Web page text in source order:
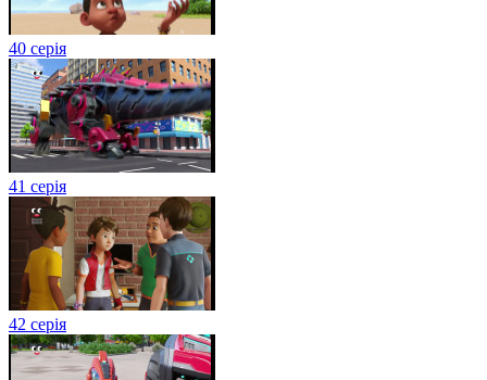
40 серія
41 серія
42 серія